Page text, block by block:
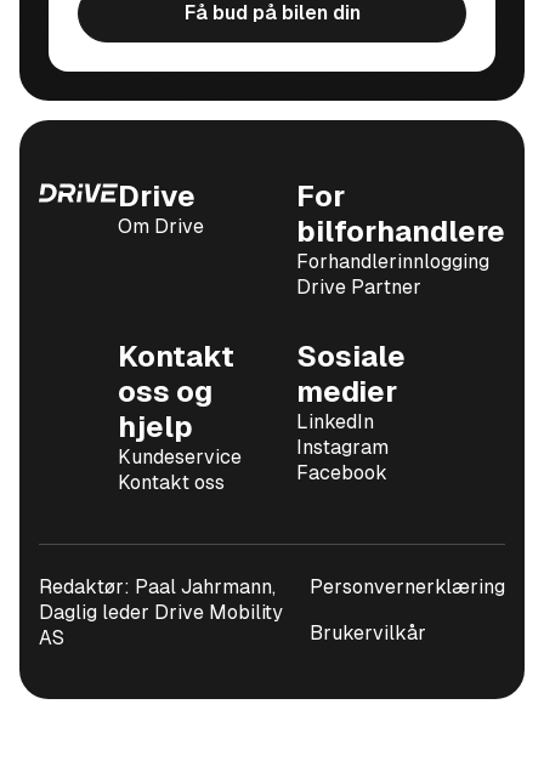
Få bud på bilen din
Drive
Om Drive
For
bilforhandlere
Forhandlerinnlogging
Drive Partner
Kontakt
oss og
hjelp
Kundeservice
Kontakt oss
Sosiale
medier
LinkedIn
Instagram
Facebook
Redaktør: Paal Jahrmann,
Daglig leder Drive Mobility
AS
Personvernerklæring
Brukervilkår